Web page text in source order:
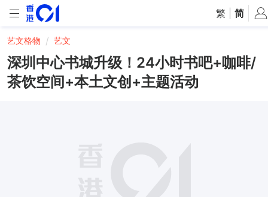
繁 简
艺文格物 艺文
深圳中心书城升级！24小时书吧+咖啡/
茶饮空间+本土文创+主题活动